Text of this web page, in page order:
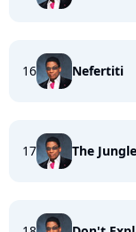
16 Nefertiti
17 The